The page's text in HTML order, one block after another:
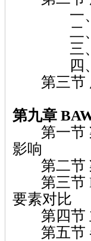
一、
二、
三、
四、
第三节
第九章
第一节
影响
第二节
第三节
要素对比
第四节
第五节